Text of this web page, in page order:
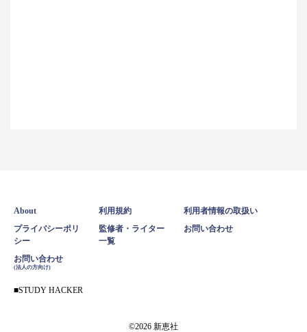
About 利用規約 利用者情報の取扱い
プライバシーポリ
シー
監修者・ライター
一覧
お問い合わせ
お問い合わせ
(法人の方向け)
STUDY HACKER
©2026 新恵社